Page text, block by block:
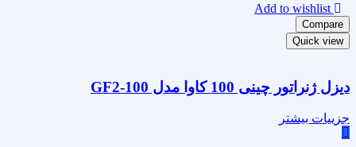
Add to wishlist
Compare
Quick view
دیزل ژنراتور چینی 100 کاوا مدل GF2-100
جزییات بیشتر